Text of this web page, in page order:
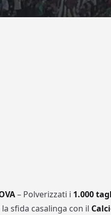
– Polverizzati i 1.000
sfida casalinga con il